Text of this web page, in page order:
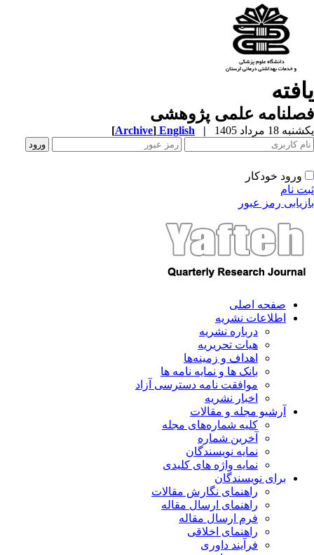
علمی پژوهشی
18 مرداد 1405 |
English
[Archive]
ورود خودکار
نام
رمز عبور
صفحه اصلی
اطلاعات نشریه
درباره نشریه
هیات تحریریه
اهداف و زمینه‌ها
بانک ها و نمایه نامه ها
موافقت نامه دسترسی آزاد
اخبار نشریه
آرشیو مجله و مقالات
کلیه شماره‌های مجله
آخرین شماره
نمایه نویسندگان
نمایه واژه های کلیدی
برای نویسندگان
راهنمای نگارش مقالات
راهنمای ارسال مقاله
فرم ارسال مقاله
راهنمای اخلاقی
فرآیند داوری